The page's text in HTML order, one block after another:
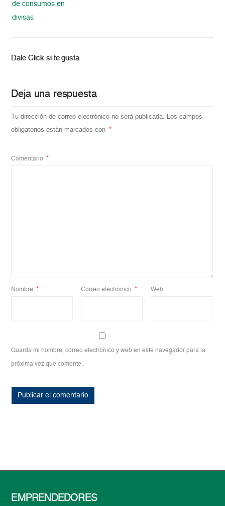
de consumos en
divisas
Dale Click si te gusta
Deja una respuesta
Tu dirección de correo electrónico no será publicada. Los campos
obligatorios están marcados con
*
Comentario *
Nombre * Correo electrónico * Web
Guarda mi nombre, correo electrónico y web en este navegador para la
próxima vez que comente.
EMPRENDEDORES